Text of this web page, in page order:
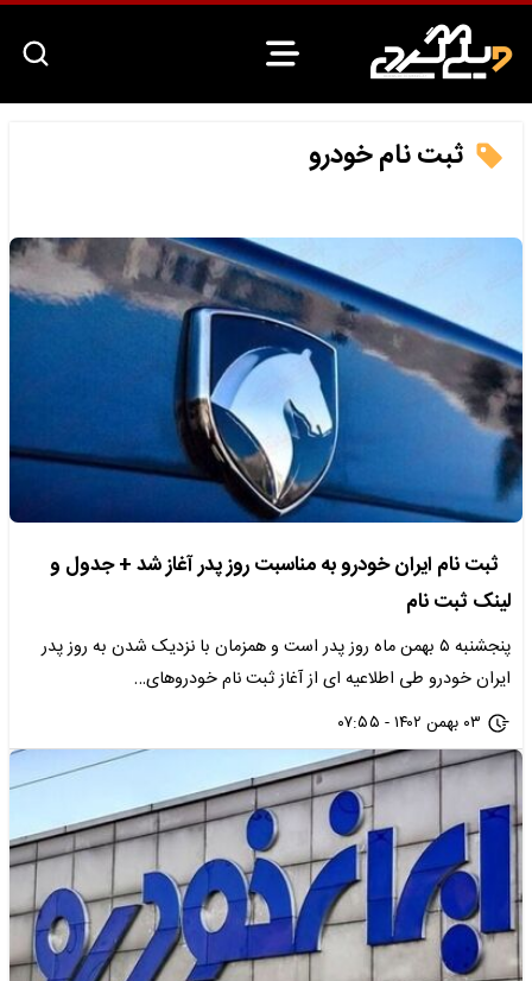
ثبت نام خودرو
ثبت نام ایران خودرو به مناسبت روز پدر آغاز شد + جدول و
لینک ثبت نام
پنجشنبه ۵ بهمن ماه روز پدر است و همزمان با نزدیک شدن به روز پدر
ایران خودرو طی اطلاعیه ای از آغاز ثبت نام خودروهای…
۰۳ بهمن ۱۴۰۲ - ۰۷:۵۵